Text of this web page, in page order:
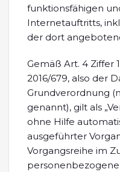
funktionsfähigen
Internetauftritts,
der dort
Gemäß Art. 4 Ziffer
2016/679, also der
Grundverordnung
genannt), gilt als
ohne Hilfe
ausgeführter
Vorgangsreihe im